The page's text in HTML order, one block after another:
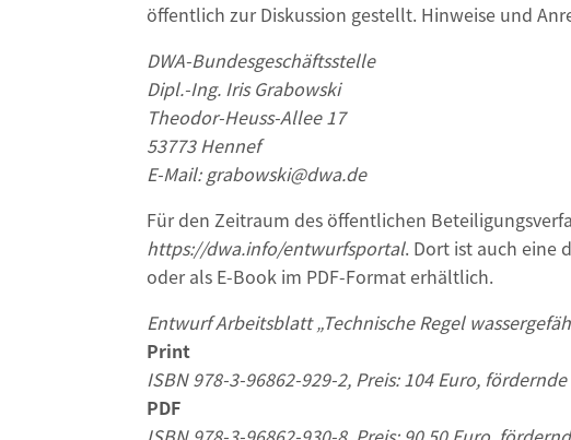
öffentlich zur Diskussion gestellt. Hinweise und
DWA-Bundesgeschäftsstelle
Dipl.-Ing. Iris Grabowski
Theodor-Heuss-Allee 17
53773 Hennef
E-Mail: grabowski@dwa.de
Für den Zeitraum des öffentlichen
https://dwa.info/entwurfsportal. Dort ist auch eine
oder als E-Book im PDF-Format erhältlich.
Entwurf Arbeitsblatt „Technische Regel
Print
ISBN 978-3-96862-929-2, Preis: 104 Euro,
PDF